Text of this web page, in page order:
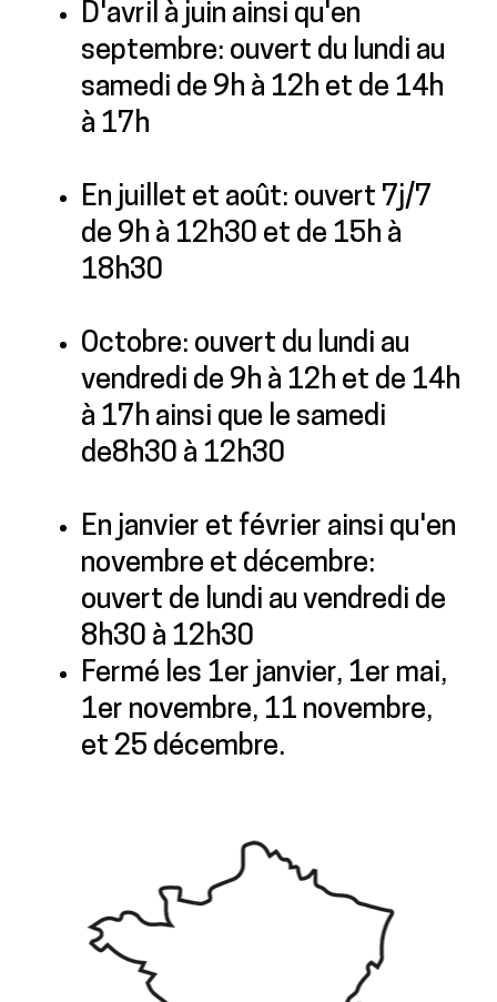
D'avril à juin ainsi qu'en
septembre: ouvert du lundi au
samedi de 9h à 12h et de 14h
à 17h
En juillet et août: ouvert 7j/7
de 9h à 12h30 et de 15h à
18h30
Octobre: ouvert du lundi au
vendredi de 9h à 12h et de 14h
à 17h ainsi que le samedi
de8h30 à 12h30
En janvier et février ainsi qu'en
novembre et décembre:
ouvert de lundi au vendredi de
8h30 à 12h30
Fermé les 1er janvier, 1er mai,
1er novembre, 11 novembre,
et 25 décembre.